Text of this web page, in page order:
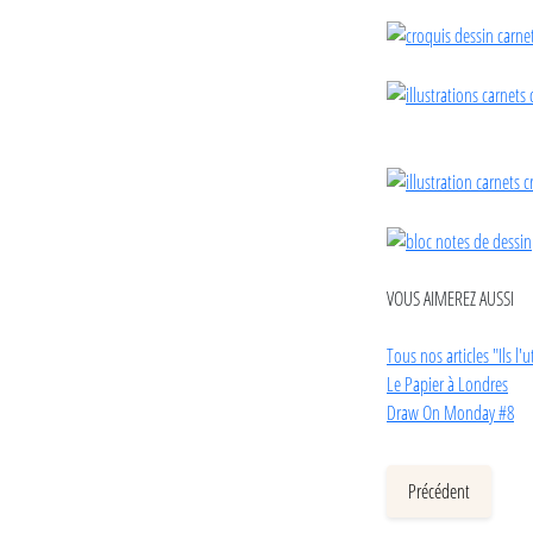
VOUS AIMEREZ AUSSI
Tous nos articles "Ils
Le Papier à Londres
Draw On Monday #8
Précédent